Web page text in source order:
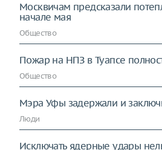
Москвичам предсказали
начале мая
Общество
Пожар на НПЗ в Туапсе
Общество
Мэра Уфы задержали и
Люди
Исключать ядерные удары